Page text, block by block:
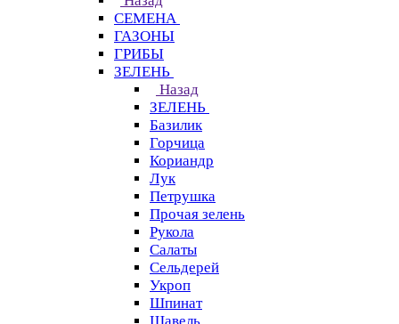
СЕМЕНА
ГАЗОНЫ
ГРИБЫ
ЗЕЛЕНЬ
Назад
ЗЕЛЕНЬ
Базилик
Горчица
Кориандр
Лук
Петрушка
Прочая зелень
Рукола
Салаты
Сельдерей
Укроп
Шпинат